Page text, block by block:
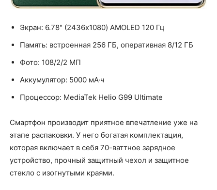
Экран: 6.78" (2436x1080) AMOLED 120 Гц
Память: встроенная 256 ГБ, оперативная 8/12 ГБ
Фото: 108/2/2 МП
Аккумулятор: 5000 мА·ч
Процессор: MediaTek Helio G99 Ultimate
Смартфон производит приятное впечатление уже на
этапе распаковки. У него богатая комплектация,
которая включает в себя 70-ваттное зарядное
устройство, прочный защитный чехол и защитное
стекло с изогнутыми краями.